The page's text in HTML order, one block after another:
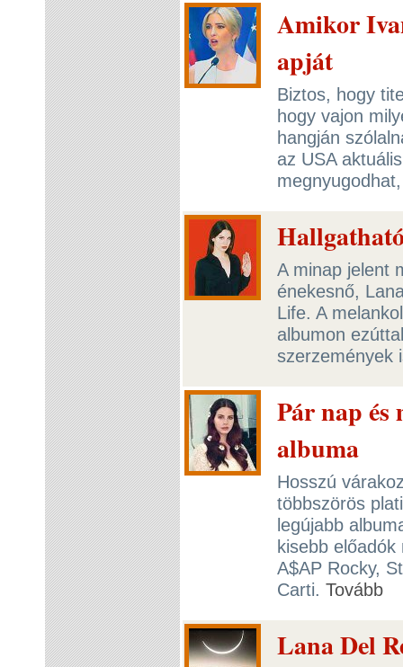
Amikor
apját
Biztos, hogy
hogy vajon
hangján
az USA
A minap jelent
énekesnő,
Life. A
albumon
szerzemények
Pár nap és
albuma
Hosszú
többszörös
legújabb
kisebb
A$AP Rocky,
Carti. Tovább
Lana Del